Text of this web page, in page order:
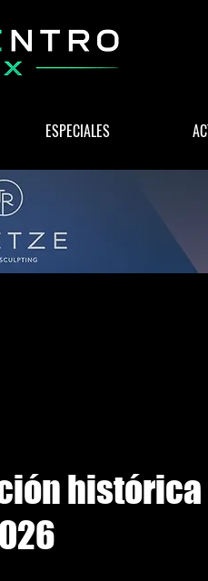
ESPECIALES
histórica